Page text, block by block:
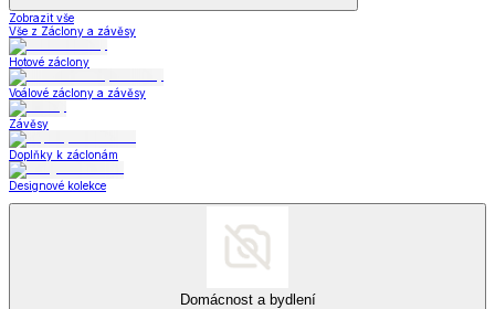
Zobrazit vše
Vše z Záclony a závěsy
Hotové záclony
Voálové záclony a závěsy
Závěsy
Doplňky k záclonám
Designové kolekce
Domácnost a bydlení